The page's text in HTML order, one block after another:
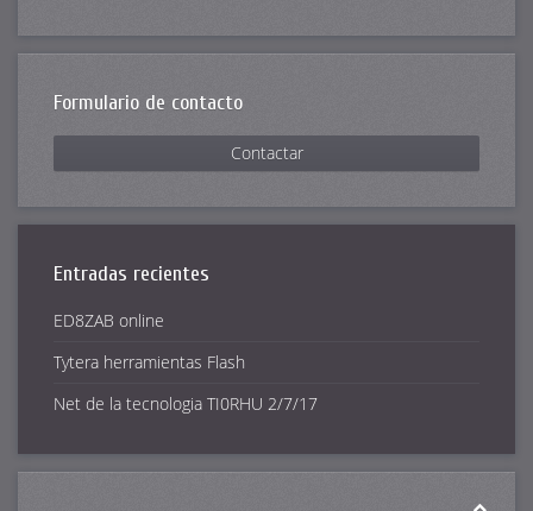
Formulario de contacto
Contactar
Entradas recientes
ED8ZAB online
Tytera herramientas Flash
Net de la tecnologia TI0RHU 2/7/17